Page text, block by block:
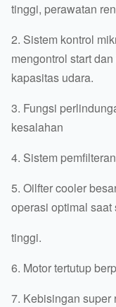
tinggi, perawatan
2. Sistem kontrol
mengontrol start
kapasitas udara.
3. Fungsi
kesalahan
4. Sistem
5. Oilfter cooler
operasi optimal saat
tinggi.
6. Motor tertutup
7. Kebisingan super